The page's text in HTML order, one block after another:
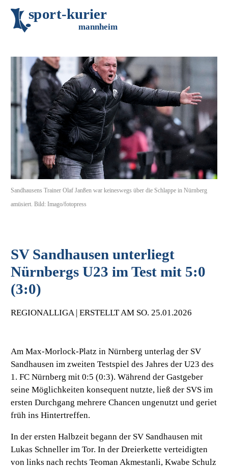
sport-kurier
mannheim
Sandhausens Trainer Olaf Janßen war keineswegs über die Schlappe in Nürnberg
amüsiert. Bild: Imago/fotopress
SV Sandhausen unterliegt
Nürnbergs U23 im Test mit 5:0
(3:0)
REGIONALLIGA | ERSTELLT AM SO. 25.01.2026
Am Max-Morlock-Platz in Nürnberg unterlag der SV
Sandhausen im zweiten Testspiel des Jahres der U23 des
1. FC Nürnberg mit 0:5 (0:3). Während der Gastgeber
seine Möglichkeiten konsequent nutzte, ließ der SVS im
ersten Durchgang mehrere Chancen ungenutzt und geriet
früh ins Hintertreffen.
In der ersten Halbzeit begann der SV Sandhausen mit
Lukas Schneller im Tor. In der Dreierkette verteidigten
von links nach rechts Teoman Akmestanli, Kwabe Schulz